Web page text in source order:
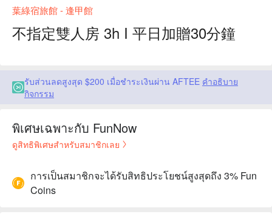
葉綠宿旅館 - 逢甲館
不指定雙人房 3h I 平日加贈30分鐘
รับส่วนลดสูงสุด $200 เมื่อชำระเงินผ่าน AFTEE คำอธิบาย
กิจกรรม
พิเศษเฉพาะกับ FunNow
ดูสิทธิพิเศษสำหรับสมาชิกเลย
การเป็นสมาชิกจะได้รับสิทธิประโยชน์สูงสุดถึง 3% Fun
Coins